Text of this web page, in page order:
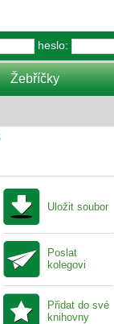
heslo:
Žebříčky
Uložit soubor
Poslat
kolegovi
Přidat do své
knihovny